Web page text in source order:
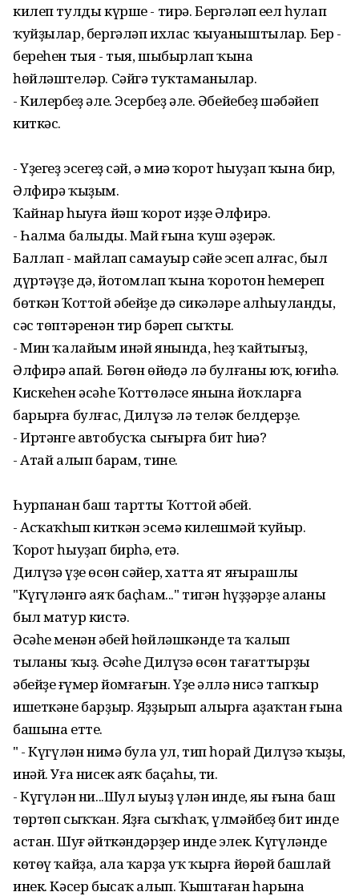
килеп тулды күрше - тирә. Бергәләп еңел һулап
ҡуйҙылар, бергәләп ихлас ҡыуаныштылар. Бер -
береһен тыя - тыя, шыбырлап ҡына
һөйләштеләр. Сәйгә туҡтаманылар.
- Килербеҙ әле. Эсербеҙ әле. Әбейебеҙ шәбәйеп
киткәс.
- Үҙегеҙ эсегеҙ сәй, ә миңә ҡорот һыуҙап ҡына бир,
Әлфирә ҡыҙым.
Ҡайнар һыуға йәш ҡорот иҙҙе Әлфирә.
- Һалма балыңды. Май ғына ҡуш әҙерәк.
Баллап - майлап самауыр сәйе эсеп алғас, был
дүртәүҙең дә, йотомлап ҡына ҡоротон һемереп
бөткән Ҡоттой әбейҙең дә сикәләре алһыуланды,
сәс төптәренән тир бәреп сыҡты.
- Мин ҡалайым инәй янында, һеҙ ҡайтығыҙ,
Әлфирә апай. Бөгөн өйөңдә лә булғаның юҡ, юғиһә.
Кискеһен әсәһе Ҡоттөләсе янына йоҡларға
барырға булғас, Дилүзә лә теләк белдерҙе.
- Иртәнге автобусҡа сығырға бит һиңә?
- Атай алып барам, тине.
Һурпанан баш тартты Ҡоттой әбей.
- Асҡаҡһып киткән эсемә килешмәй ҡуйыр.
Ҡорот һыуҙап бирһәң, етә.
Дилүзә үҙе өсөн сәйер, хатта ят яңғырашлы
"Күгүләнгә аяҡ баҫһам..." тигән һүҙҙәрҙе аңланы
был матур кистә.
Әсәһе менән әбей һөйләшкәнде таң ҡалып
тыңланы ҡыҙ. Әсәһе Дилүзә өсөн тағаттырҙы
әбейҙең ғүмер йомғағын. Үҙе әллә нисә тапҡыр
ишеткәне барҙыр. Яҙҙырып алырға аҙаҡтан ғына
башына етте.
" - Күгүлән нимә була ул, тип һорай Дилүзә ҡыҙың,
инәй. Уға нисек аяҡ баҫаһың, ти.
- Күгүлән ни...Шул ыуыҙ үлән инде, яңы ғына баш
төртөп сыҡҡан. Яҙға сыҡһаҡ, үлмәйбеҙ бит инде
астан. Шуғ әйткәндәрҙер инде элек. Күгүләнде
көтөү ҡайҙа, ала ҡарҙа уҡ ҡырға йөрөй башлай
инек. Кәсер бысаҡ алып. Ҡыштаған һарына